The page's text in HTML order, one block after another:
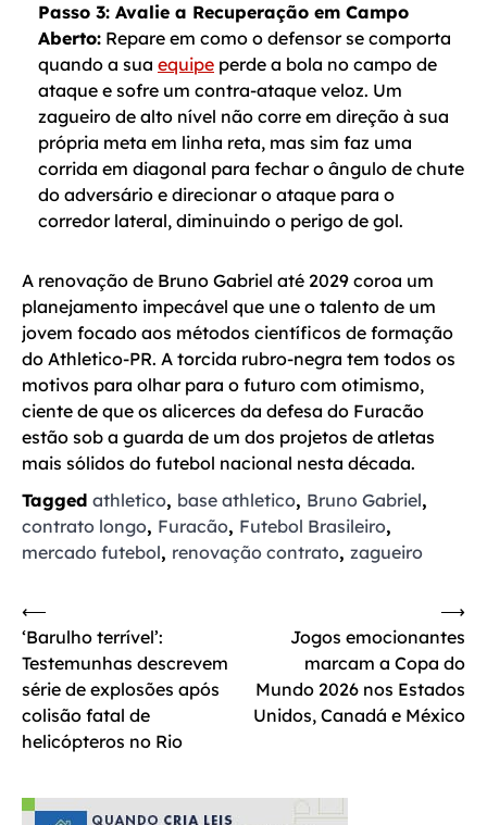
Passo 3: Avalie a Recuperação em Campo
Aberto: Repare em como o defensor se comporta
quando a sua equipe perde a bola no campo de
ataque e sofre um contra-ataque veloz. Um
zagueiro de alto nível não corre em direção à sua
própria meta em linha reta, mas sim faz uma
corrida em diagonal para fechar o ângulo de chute
do adversário e direcionar o ataque para o
corredor lateral, diminuindo o perigo de gol.
A renovação de Bruno Gabriel até 2029 coroa um
planejamento impecável que une o talento de um
jovem focado aos métodos científicos de formação
do Athletico-PR. A torcida rubro-negra tem todos os
motivos para olhar para o futuro com otimismo,
ciente de que os alicerces da defesa do Furacão
estão sob a guarda de um dos projetos de atletas
mais sólidos do futebol nacional nesta década.
Tagged athletico, base athletico, Bruno Gabriel,
contrato longo, Furacão, Futebol Brasileiro,
mercado futebol, renovação contrato, zagueiro
Navegação
de
Post
⟵
‘Barulho terrível’:
Testemunhas descrevem
série de explosões após
colisão fatal de
helicópteros no Rio
Jogos emocionantes
marcam a Copa do
Mundo 2026 nos Estados
Unidos, Canadá e México
⟶